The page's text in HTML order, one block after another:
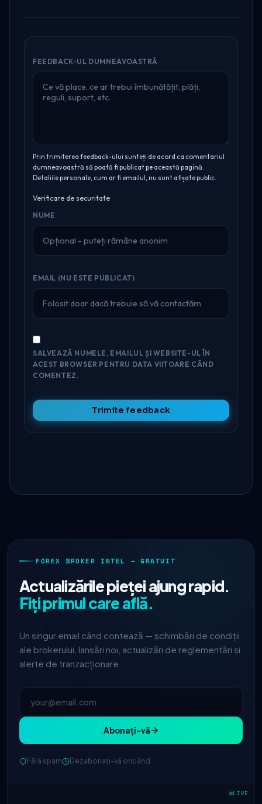
FEEDBACK-UL DUMNEAVOASTRĂ
Prin trimiterea feedback-ului sunteți de acord ca comentariul
dumneavoastră să poată fi publicat pe această pagină.
Detaliile personale, cum ar fi emailul, nu sunt afișate public.
Verificare de securitate
NUME
EMAIL (NU ESTE PUBLICAT)
SALVEAZĂ NUMELE, EMAILUL ȘI WEBSITE-UL ÎN
ACEST BROWSER PENTRU DATA VIITOARE CÂND
COMENTEZ.
Trimite feedback
FOREX BROKER INTEL — GRATUIT
Actualizările pieței ajung rapid.
Fiți primul care află.
Un singur email când contează — schimbări de condiții
ale brokerului, lansări noi, actualizări de reglementări și
alerte de tranzacționare.
Abonați-vă
Fără spam Dezabonați-vă oricând
LIVE
→ 0.1 pips